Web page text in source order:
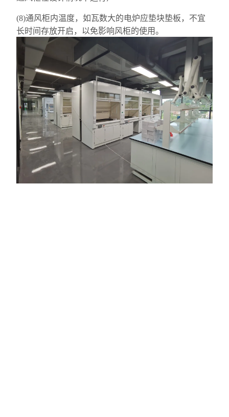
(8)通风柜内温度，如瓦数大的电炉应垫块垫板，不宜
长时间存放开启，以免影响风柜的使用。